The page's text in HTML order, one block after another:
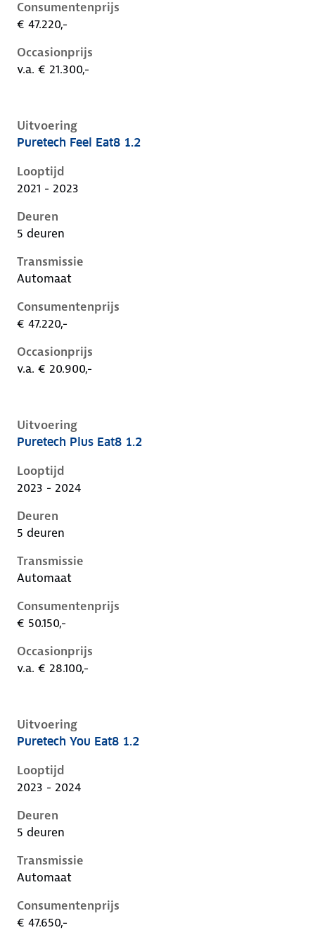
Consumentenprijs
€ 47.220,-
Occasionprijs
v.a. € 21.300,-
Uitvoering
Citroen C5 X i, 1.2, 96 kW, Benzine, 5 deuren
Puretech Feel Eat8 1.2
Looptijd
2021 - 2023
Deuren
5 deuren
Transmissie
Automaat
Consumentenprijs
€ 47.220,-
Occasionprijs
v.a. € 20.900,-
Uitvoering
Citroen C5 X i, 1.2, 96 kW, Benzine, 5 deuren
Puretech Plus Eat8 1.2
Looptijd
2023 - 2024
Deuren
5 deuren
Transmissie
Automaat
Consumentenprijs
€ 50.150,-
Occasionprijs
v.a. € 28.100,-
Uitvoering
Citroen C5 X i, 1.2, 96 kW, Benzine, 5 deuren
Puretech You Eat8 1.2
Looptijd
2023 - 2024
Deuren
5 deuren
Transmissie
Automaat
Consumentenprijs
€ 47.650,-